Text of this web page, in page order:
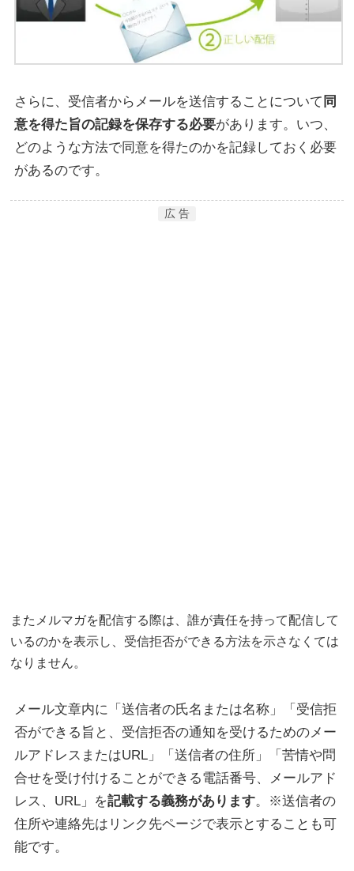
さらに、受信者からメールを送信することについて 同
意を得た旨の記録を保存する必要があります。いつ、
どのような方法で同意を得たのかを記録しておく必要
があるのです。
広 告
またメルマガを配信する際は、誰が責任を持って配信して
いるのかを表示し、受信拒否ができる方法を示さなくては
なりません。
メール文章内に「送信者の氏名または名称」「受信拒
否ができる旨と、受信拒否の通知を受けるためのメー
ルアドレスまたはURL」「送信者の住所」「苦情や問
合せを受け付けることができる電話番号、メールアド
レス、URL」を記載する義務があります。※送信者の
住所や連絡先はリンク先ページで表示とすることも可
能です。